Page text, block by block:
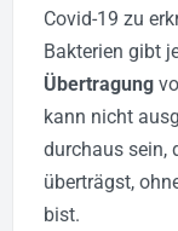
Covid-19 zu
Bakterien gibt
Übertragung
kann nicht
durchaus sein,
überträgst,
bist.